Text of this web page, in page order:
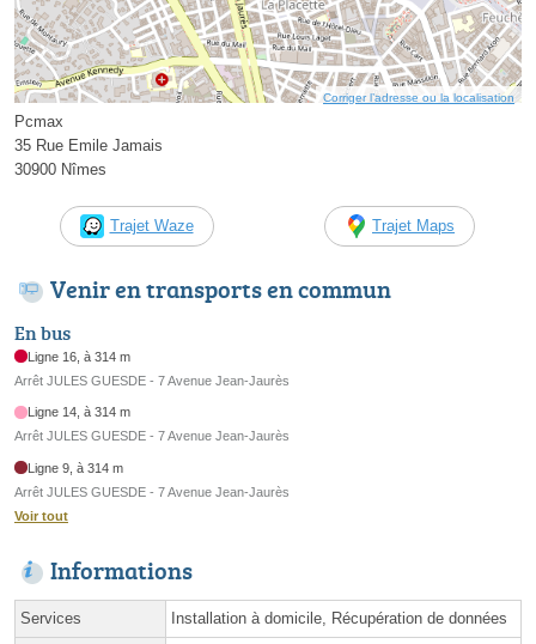
Corriger l’adresse ou la localisation
Pcmax
35 Rue Emile Jamais
30900 Nîmes
Trajet Waze Trajet Maps
Venir en transports en commun
En bus
Ligne 16, à 314 m
Arrêt JULES GUESDE - 7 Avenue Jean-Jaurès
Ligne 14, à 314 m
Arrêt JULES GUESDE - 7 Avenue Jean-Jaurès
Ligne 9, à 314 m
Arrêt JULES GUESDE - 7 Avenue Jean-Jaurès
Voir tout
Informations
Services Installation à domicile, Récupération de données